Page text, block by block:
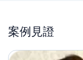
案例見證